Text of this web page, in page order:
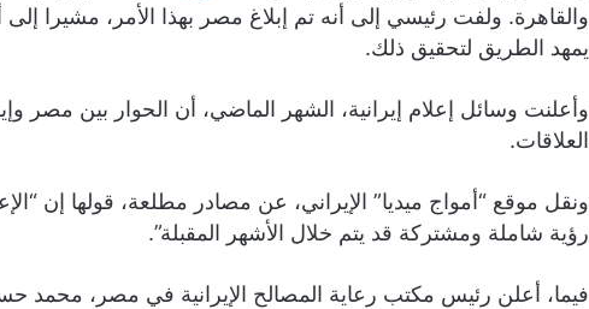
والقاهرة. ولفت رئيسي إلى أنه تم إبلاغ مصر بهذا الأمر، مشيرا
يمهد الطريق لتحقيق ذلك.
وأعلنت وسائل إعلام إيرانية، الشهر الماضي، أن الحوار بين مصر
العلاقات.
ونقل موقع “أمواج ميديا” الإيراني، عن مصادر مطلعة، قولها إن
رؤية شاملة ومشتركة قد يتم خلال الأشهر المقبلة”.
فيما، أعلن رئیس مکتب رعایة المصالح الإيرانية في مصر،